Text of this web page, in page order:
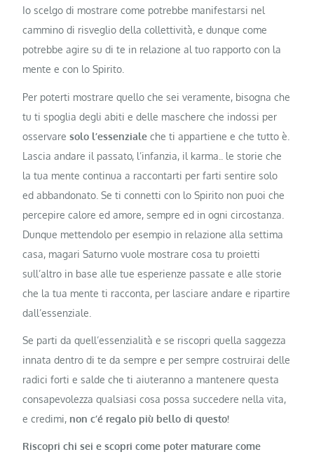
Io scelgo di mostrare come potrebbe manifestarsi nel
cammino di risveglio della collettività, e dunque come
potrebbe agire su di te in relazione al tuo rapporto con la
mente e con lo Spirito.
Per poterti mostrare quello che sei veramente, bisogna che
tu ti spoglia degli abiti e delle maschere che indossi per
osservaresolo l’essenziale che ti appartiene e che tutto è.
Lascia andare il passato, l’infanzia, il karma.. le storie che
la tua mente continua a raccontarti per farti sentire solo
ed abbandonato. Se ti connetti con lo Spirito non puoi che
percepire calore ed amore, sempre ed in ogni circostanza.
Dunque mettendolo per esempio in relazione alla settima
casa, magari Saturno vuole mostrare cosa tu proietti
sull’altro in base alle tue esperienze passate e alle storie
che la tua mente ti racconta, per lasciare andare e ripartire
dall’essenziale.
Se parti da quell’essenzialità e se riscopri quella saggezza
innata dentro di te da sempre e per sempre costruirai delle
radici forti e salde che ti aiuteranno a mantenere questa
consapevolezza qualsiasi cosa possa succedere nella vita,
e credimi, non c’é regalo più bello di questo!
Riscopri chi sei e scopri come poter maturare come